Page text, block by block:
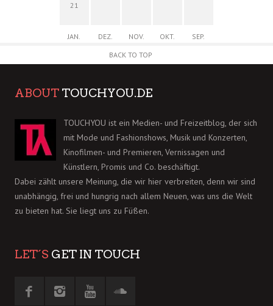
21
JAN. DEZ. NOV. OKT.
SEP.
BACK TO TOP
ABOUT TOUCHYOU.DE
TOUCHYOU ist ein Medien- und Freizeitblog, der sich
mit Mode und Fashionshows, Musik und Konzerten,
Kinofilmen- und Premieren, Vernissagen und
Künstlern, Promis und Co. beschäftigt.
Dabei zählt unsere Meinung, die wir hier verbreiten, denn wir sind
unabhängig, frei und hungrig nach allem Neuen, was uns die Welt
zu bieten hat. Sie liegt uns zu Füßen.
LET´S GET IN TOUCH